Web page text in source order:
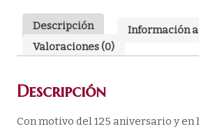
cantidad
Descripción
Información
Valoraciones (0)
Descripción
Con motivo del 125 aniversario y en